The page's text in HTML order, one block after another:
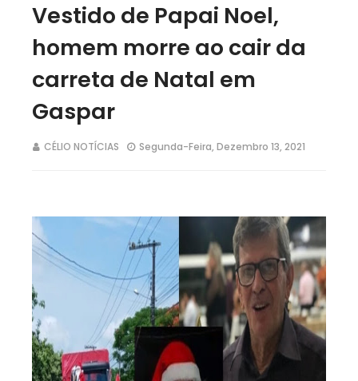
Vestido de Papai Noel,
homem morre ao cair da
carreta de Natal em
Gaspar
CÉLIO NOTÍCIAS Segunda-Feira, Dezembro 13, 2021